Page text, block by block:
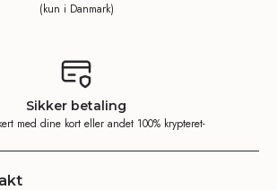
(kun i Danmark)
Sikker betaling
med dine kort eller andet 100% krypteret-